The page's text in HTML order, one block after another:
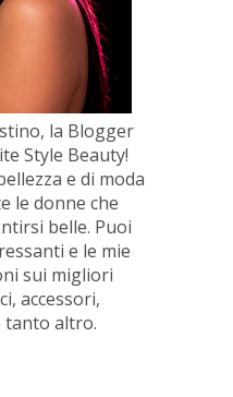
la Blogger
Style Beauty!
e di moda
le donne che
belle. Puoi
e le mie
sui migliori
accessori,
tanto altro.